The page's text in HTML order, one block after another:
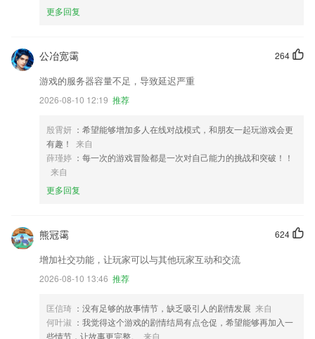
更多回复
264
公冶宽霭
游戏的服务器容量不足，导致延迟严重
2026-08-10 12:19 推荐
殷霄妍 ：希望能够增加多人在线对战模式，和朋友一起玩游戏会更
有趣！
来自
薛瑾婷 ：每一次的游戏冒险都是一次对自己能力的挑战和突破！！
来自
更多回复
624
熊冠霭
增加社交功能，让玩家可以与其他玩家互动和交流
2026-08-10 13:46 推荐
匡信琦 ：没有足够的故事情节，缺乏吸引人的剧情发展 来自
何叶淑 ：我觉得这个游戏的剧情结局有点仓促，希望能够再加入一
些情节，让故事更完整。
来自